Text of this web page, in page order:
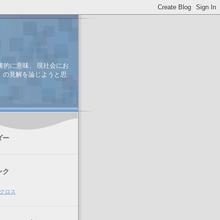
的に意味、 現社会にお
の見解を論じようと思
ー
ク
ロス